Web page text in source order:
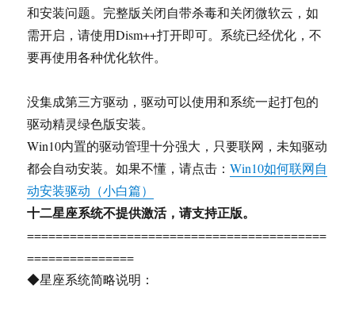
和安装问题。完整版关闭自带杀毒和关闭微软云，如
需开启，请使用Dism++打开即可。系统已经优化，不
要再使用各种优化软件。
没集成第三方驱动，驱动可以使用和系统一起打包的
驱动精灵绿色版安装。
Win10内置的驱动管理十分强大，只要联网，未知驱动
都会自动安装。如果不懂，请点击：Win10如何联网自
动安装驱动（小白篇）
十二星座系统不提供激活，请支持正版。
==========================================
===============
◆星座系统简略说明：